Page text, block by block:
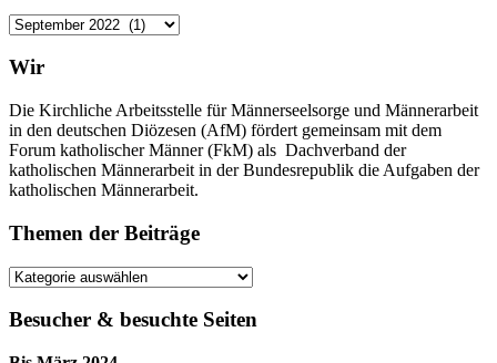
Archiv
Beiträge
Wir
Die Kirchliche Arbeitsstelle für Männerseelsorge und Männerarbeit
in den deutschen Diözesen (AfM) fördert gemeinsam mit dem
Forum katholischer Männer (FkM) als Dachverband der
katholischen Männerarbeit in der Bundesrepublik die Aufgaben der
katholischen Männerarbeit.
Themen der Beiträge
Themen
Beiträge
Besucher & besuchte Seiten